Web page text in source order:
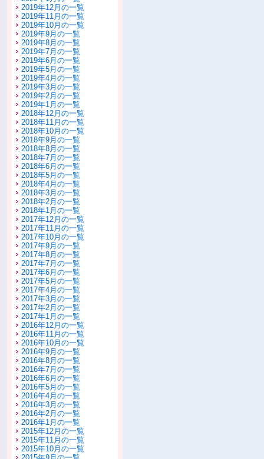
2019年12月の一覧
2019年11月の一覧
2019年10月の一覧
2019年9月の一覧
2019年8月の一覧
2019年7月の一覧
2019年6月の一覧
2019年5月の一覧
2019年4月の一覧
2019年3月の一覧
2019年2月の一覧
2019年1月の一覧
2018年12月の一覧
2018年11月の一覧
2018年10月の一覧
2018年9月の一覧
2018年8月の一覧
2018年7月の一覧
2018年6月の一覧
2018年5月の一覧
2018年4月の一覧
2018年3月の一覧
2018年2月の一覧
2018年1月の一覧
2017年12月の一覧
2017年11月の一覧
2017年10月の一覧
2017年9月の一覧
2017年8月の一覧
2017年7月の一覧
2017年6月の一覧
2017年5月の一覧
2017年4月の一覧
2017年3月の一覧
2017年2月の一覧
2017年1月の一覧
2016年12月の一覧
2016年11月の一覧
2016年10月の一覧
2016年9月の一覧
2016年8月の一覧
2016年7月の一覧
2016年6月の一覧
2016年5月の一覧
2016年4月の一覧
2016年3月の一覧
2016年2月の一覧
2016年1月の一覧
2015年12月の一覧
2015年11月の一覧
2015年10月の一覧